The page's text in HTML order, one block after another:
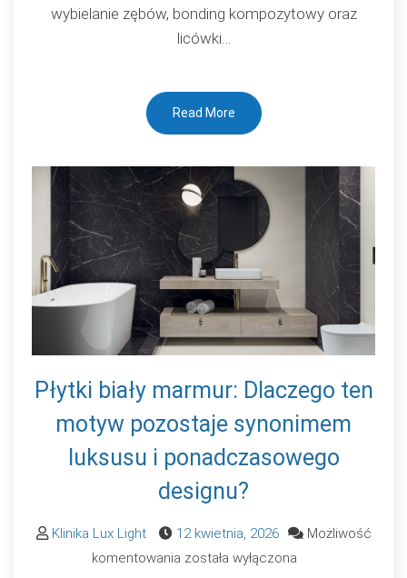
wybielanie zębów, bonding kompozytowy oraz
licówki…
Read More
Płytki biały marmur: Dlaczego ten
motyw pozostaje synonimem
luksusu i ponadczasowego
designu?
Klinika Lux Light 12 kwietnia, 2026
Możliwość
komentowania Płytki
została wyłączona